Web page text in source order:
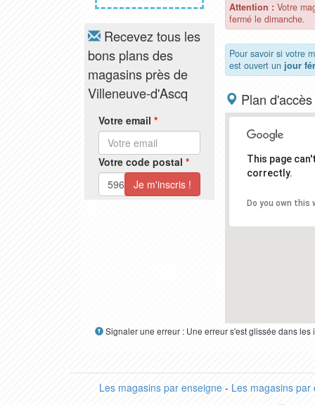
Recevez tous les
bons plans des
magasins près de
Villeneuve-d'Ascq
Votre email *
Votre code postal *
Attention : Votre
fermé le dimanche.
Pour savoir si votre
est ouvert un jour
Plan d'accès
This page
correctly.
Do you own this
Signaler une erreur : Une erreur s'est glissée dans
Les magasins par enseigne- Les magasins par